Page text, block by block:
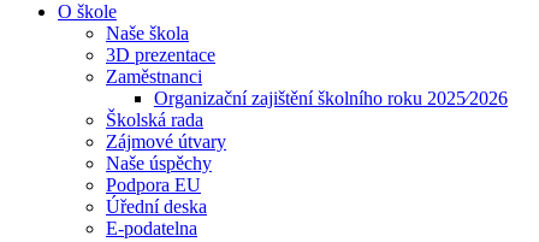
O škole
Naše škola
3D prezentace
Zaměstnanci
Organizační zajištění školního roku 2025⁄2026
Školská rada
Zájmové útvary
Naše úspěchy
Podpora EU
Úřední deska
E-podatelna